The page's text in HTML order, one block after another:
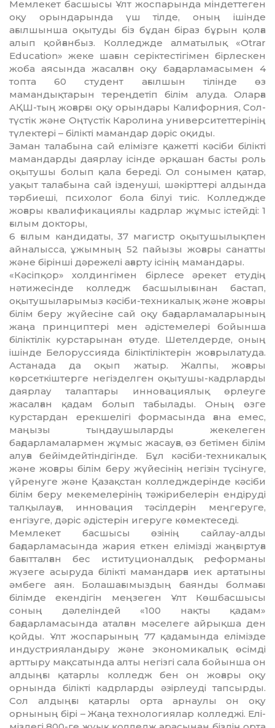
Мемлекет басшысы Ұлт жос­парында міндеттеген
оқу орындарын­да үш тілде, оның ішінде
ағылшынша оқы­туды біз бұдан біраз бұрын қолға
алып қойғанбыз. Колледжде алматылық «Otrar
Education» жеке шағын серіктестігі­мен бірлескен
жоба аясында жасалған оқу бағдарламасымен 4
топта 60 студент ағылшын тілінде өз
мамандықтарын терең­детіп білім алуда. Оларға
АҚШ-тың жо­ғарғы оқу орындары Калифорния, Сол­
түстік және Оңтүстік Каролина универ­ситет­терінің
түлектері – білікті мамандар дә­ріс оқиды.
Заман талабына сай елімізге қажетті кәсіби білікті
мамандарды даярлау ісінде әрқашан басты роль
оқытушы болып қа­ла береді. Ол сонымен қатар,
уақыт талабына сай ізденуші, шәкірттері алдында
тәрбиеші, психолог бола білуі тиіс. Колледжде
жоғары квалификациялы кадрлар жұмыс істейді: 1
ғылым докторы,
6 ғылым кандидаты, 37 магистр оқытушы­лықпен
айналысса, ұжымның 52 пайызы жоғары санатты
және бірінші дәрежелі ағарту ісінің мамандары.
«Кәсіпқор» холдингімен бірлесе әре­кет етудің
нәтижесінде колледж бас­шы­лығынан бастап,
оқытушыларымыз кә­сіби-техникалық және жоғары
білім беру жүйесіне сай оқу бағдарламаларының
жаңа принциптері мен әдістемелері бойынша
біліктілік курстарынан өтуде. Шетелдерде, оның
ішінде Белоруссияда бі­лік­тіліктерін жоғарылатуда.
Астанада да оқып жатыр. Жалпы, жоғары
көрсеткіш­терге негізделген оқытушы-кадрларды
даярлау талаптары инновациялық өрлеу­ге
жасалған қадам болып табылады. Оның өзге
курстардан ерекшелігі формасында ғана емес,
маңызы тыңдаушыларды же­келеген
бағдарламалармен жұмыс жа­сауға, өз бетімен білім
алуға бейімдей­тіндігінде. Бұл кәсіби-техникалық
және жо­ғары білім беру жүйесінің негізін тү­сі­нуге,
үйренуге және Қазақстан кол­ледж­дерінде кәсіби
білім беру мекемелерінің тәжірибелерін ендіруді
талқылауға, инновация тәсілдерін меңгеруге,
енгізуге, дә­ріс әдістерін игеруге көмектеседі.
Мемлекет басшысы өзінің сайлау-алды
бағдарламасында жария еткен елі­мізді жаңғыртуға
бағытталған бес исти­туционалдық реформаны
жүзеге асыруда білікті мамандарға иек артатыны
әмбеге аян. Болашағымыздың баянды болмағы
білімде екендігін меңзеген Ұлт Көшбас­шысы
соның дәлеліндей «100 нақты қа­дам»
бағдарламасында аталған мәселеге айрықша ден
қойды. Ұлт жос­парының 77 қадамында елімізде
индустрияландыру және экономикалық өсімді
арттыру мақ­са­тында алты негізгі сала бойынша он
алдыңғы қатарлы колледж бен он жоғары оқу
орнында білікті кадрларды әзірлеуді тапсырды.
Сол алдыңғы қатарлы орта арнаулы он оқу
орнының бірі – Жаңа технологиялар колледжі. Елі­